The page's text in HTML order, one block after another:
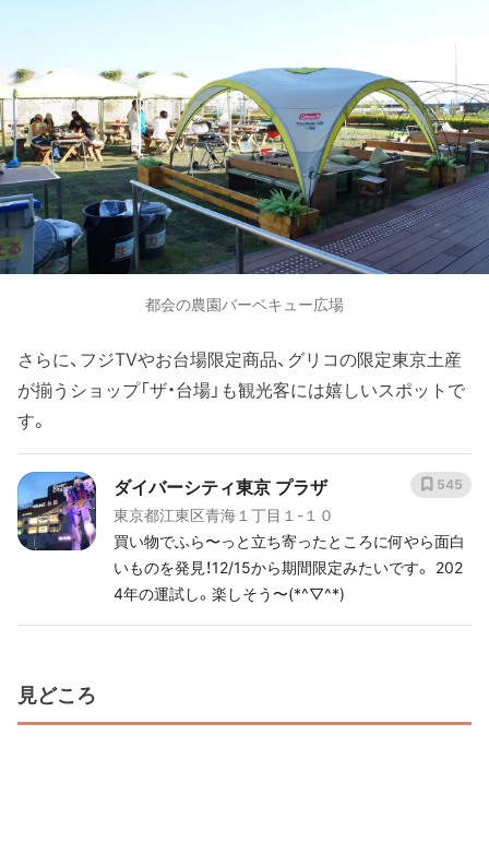
都会の農園バーベキュー広場
さらに、フジTVやお台場限定商品、グリコの限定東京土産
が揃うショップ「ザ・台場」も観光客には嬉しいスポットで
す。
ダイバーシティ東京 プラザ
東京都江東区青海１丁目１-１０
買い物でふら〜っと立ち寄ったところに何やら面白
いものを発見！12/15から期間限定みたいです。 202
4年の運試し。楽しそう〜(*^▽^*)
545
見どころ